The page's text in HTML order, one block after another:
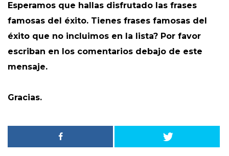
Esperamos que hallas disfrutado las frases
famosas del éxito. Tienes frases famosas del
éxito que no incluimos en la lista? Por favor
escriban en los comentarios debajo de este
mensaje.
Gracias.